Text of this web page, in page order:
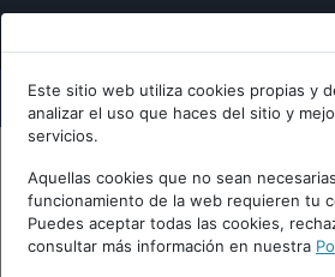
Este sitio web utiliza cookies propias y
analizar el uso que haces del sitio y
servicios.
Aquellas cookies que no sean
funcionamiento de la web requieren tu
Puedes aceptar todas las cookies,
consultar más información en nuestra